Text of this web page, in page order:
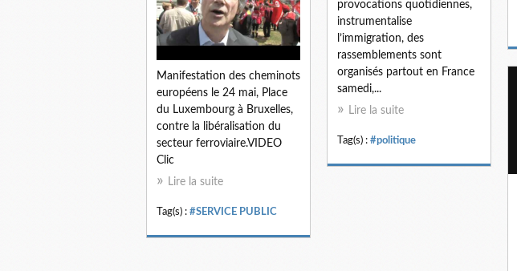
provocations quotidiennes,
instrumentalise
l’immigration, des
rassemblements sont
organisés partout en France
samedi,...
Lire la suite
Tag(s) : #politique
Manifestation des cheminots
européens le 24 mai, Place
du Luxembourg à Bruxelles,
contre la libéralisation du
secteur ferroviaire.VIDEO
Clic
Lire la suite
Tag(s) : #SERVICE PUBLIC